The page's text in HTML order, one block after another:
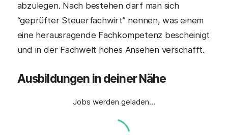
abzulegen. Nach bestehen darf man sich
“geprüfter Steuerfachwirt” nennen, was einem
eine herausragende Fachkompetenz bescheinigt
und in der Fachwelt hohes Ansehen verschafft.
Ausbildungen in deiner Nähe
Jobs werden geladen…